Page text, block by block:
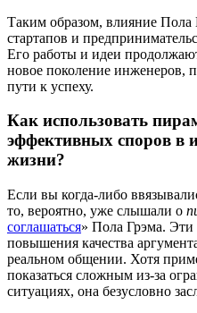
Таким образом, влияние Пола
стартапов и
Его работы и идеи
новое поколение инженеров,
пути к успеху.
Как использовать
эффективных споров в
жизни?
Если вы когда-либо
то, вероятно, уже слышали о
соглашаться» Пола Грэма. Эти
повышения качества
реальном общении. Хотя
показаться сложным из-за
ситуациях, она безусловно